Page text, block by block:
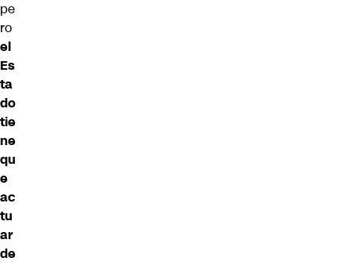
pe
ro
el
Es
ta
do
tie
ne
qu
e
ac
tu
ar
de